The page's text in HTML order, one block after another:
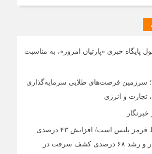
پایگاه خبری «پارتیان امروز»، به مناسبت
سرزمین فرصت‌های طلایی سرمایه‌گذاری
تجارت و انرژی
امنیت مردم خط قرمز پلیس است/ افزایش ۴۳ درصدی
کشفیات مواد مخدر و رشد ۶۸ درصدی کشف سرقت در